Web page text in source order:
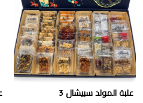
علبة المولد سبيشال 3